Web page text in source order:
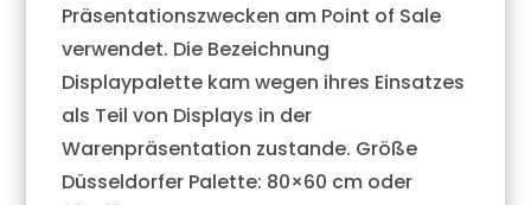
Präsentationszwecken am Point of Sale
verwendet. Die Bezeichnung
Displaypalette kam wegen ihres Einsatzes
als Teil von Displays in der
Warenpräsentation zustande. Größe
Düsseldorfer Palette: 80×60 cm oder